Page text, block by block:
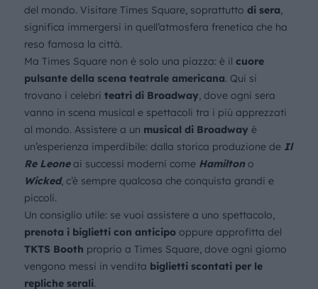
del mondo. Visitare Times Square, soprattutto di sera,
significa immergersi in quell’atmosfera frenetica che ha
reso famosa la città.
Ma Times Square non è solo una piazza: è il cuore
pulsante della scena teatrale americana. Qui si
trovano i celebri teatri di Broadway, dove ogni sera
vanno in scena musical e spettacoli tra i più apprezzati
al mondo. Assistere a un musical di Broadway è
un’esperienza imperdibile: dalla storica produzione de Il
Re Leoneai successi moderni come Hamilton o
Wicked, c’è sempre qualcosa che conquista grandi e
piccoli.
Un consiglio utile: se vuoi assistere a uno spettacolo,
prenota i biglietti con anticipooppure approfitta del
TKTS Booth proprio a Times Square, dove ogni giorno
vengono messi in vendita biglietti scontati per le
repliche serali.